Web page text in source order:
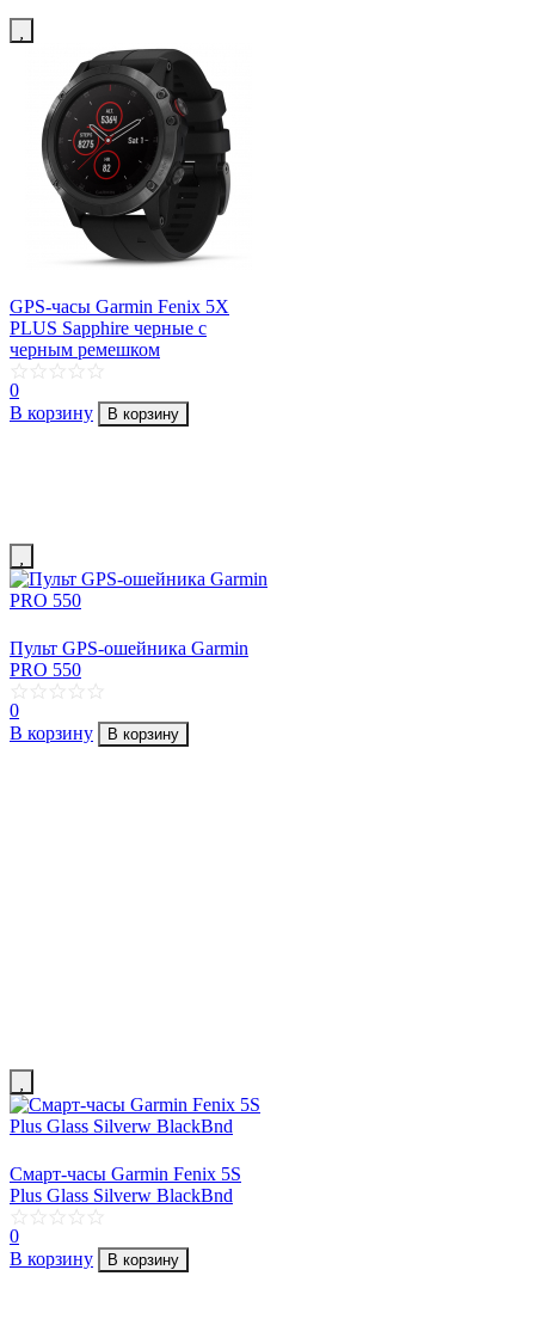
GPS-часы Garmin Fenix 5X
PLUS Sapphire черные с
черным ремешком
0
В корзину
В корзину
Пульт GPS-ошейника Garmin
PRO 550
0
В корзину
В корзину
Смарт-часы Garmin Fenix 5S
Plus Glass Silverw BlackBnd
0
В корзину
В корзину